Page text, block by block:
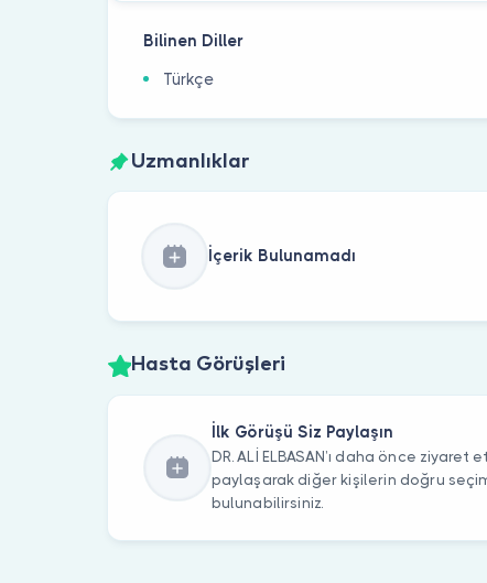
Bilinen Diller
Türkçe
Uzmanlıklar
İçerik Bulunamadı
Hasta Görüşleri
İlk Görüşü Siz Paylaşın
DR. ALİ ELBASAN’ı daha önce
paylaşarak diğer kişilerin doğru
bulunabilirsiniz.